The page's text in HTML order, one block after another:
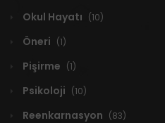
Okul Hayatı (10)
Öneri (1)
Pişirme (1)
Psikoloji (10)
Reenkarnasyon (83)